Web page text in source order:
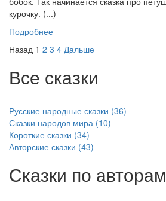
курочку. (...)
Подробнее
Назад 1 2 3 4 Дальше
Все сказки
Русские народные сказки (36)
Сказки народов мира (10)
Короткие сказки (34)
Авторские сказки (43)
Сказки по авторам